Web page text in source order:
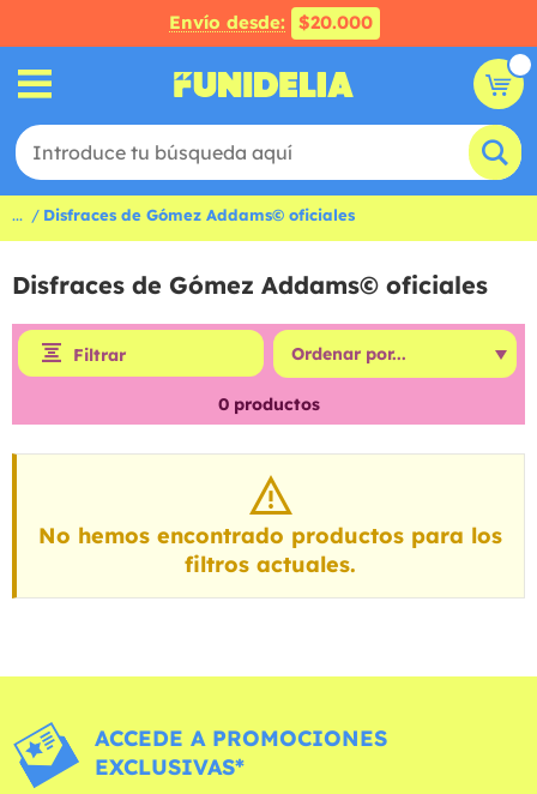
Envío desde: $20.000
... Disfraces de Gómez Addams© oficiales
Disfraces de Gómez Addams© oficiales
Filtrar
0productos
No hemos encontrado productos para los
filtros actuales.
ACCEDE A PROMOCIONES
EXCLUSIVAS*